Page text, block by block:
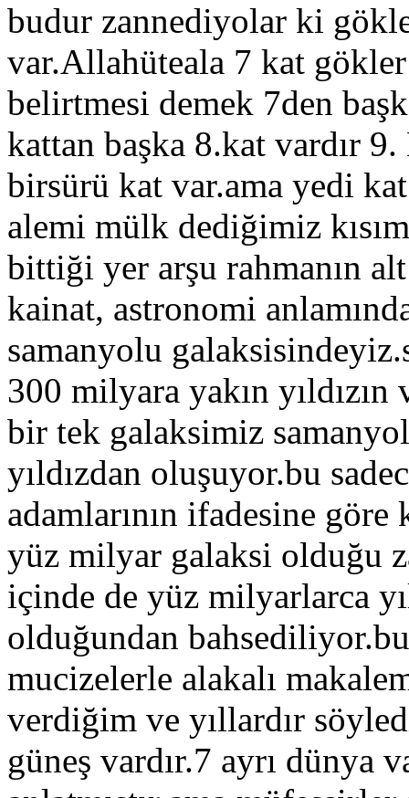
budur zannediyolar ki
var.Allahüteala 7 kat
belirtmesi demek 7den
kattan başka 8.kat vardır
birsürü kat var.ama yedi
alemi mülk dediğimiz
bittiği yer arşu rahmanın
kainat, astronomi
samanyolu
300 milyara yakın
bir tek galaksimiz
yıldızdan oluşuyor.bu
adamlarının ifadesine
yüz milyar galaksi olduğu
içinde de yüz milyarlarca
olduğundan
mucizelerle alakalı
verdiğim ve yıllardır
güneş vardır.7 ayrı dünya